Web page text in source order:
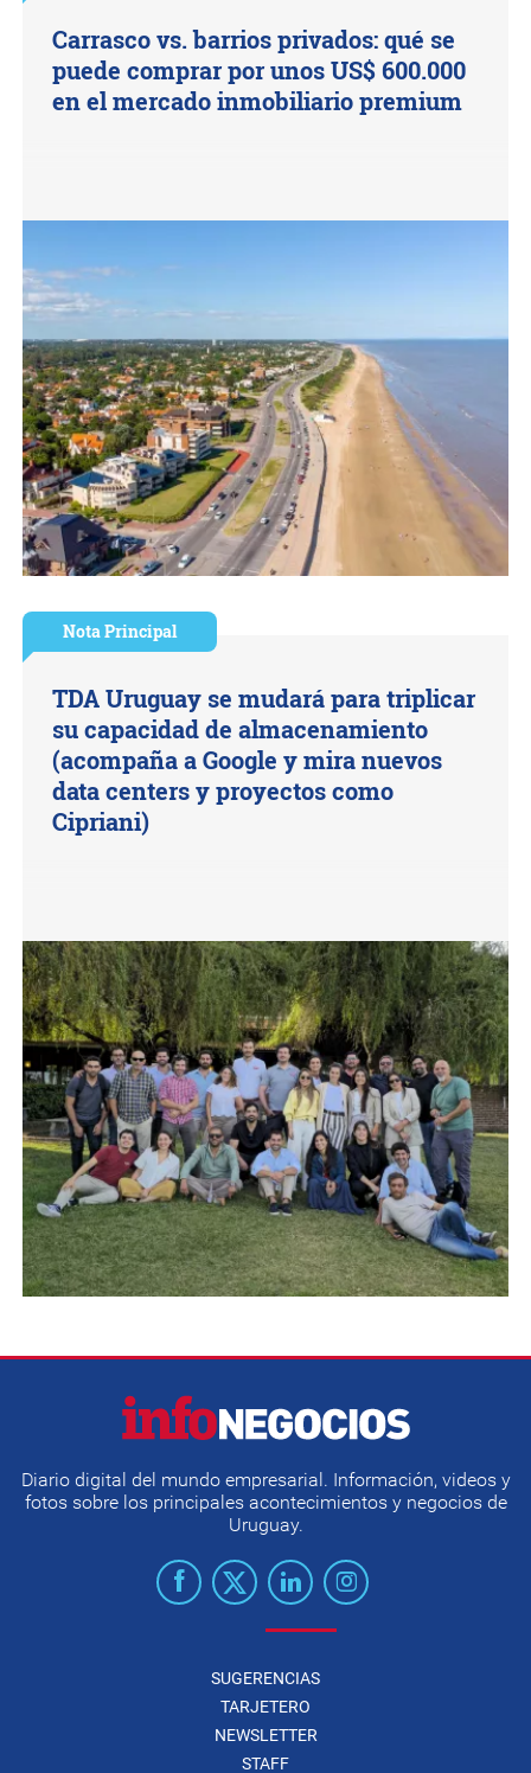
Carrasco vs. barrios privados: qué se
puede comprar por unos US$ 600.000
en el mercado inmobiliario premium
Nota Principal
TDA Uruguay se mudará para triplicar
su capacidad de almacenamiento
(acompaña a Google y mira nuevos
data centers y proyectos como
Cipriani)
Diario digital del mundo empresarial. Información, videos y
fotos sobre los principales acontecimientos y negocios de
Uruguay.
SUGERENCIAS
TARJETERO
NEWSLETTER
STAFF